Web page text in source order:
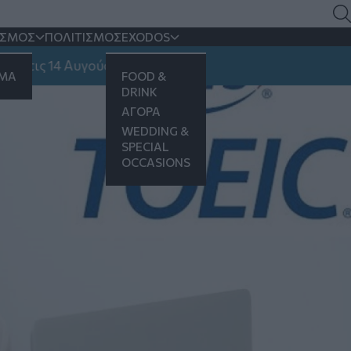
ΠΟΛΙΤΙΣΜΟΣEXODOS
FOOD &
DRINK
ΑΓΟΡΑ
WEDDING &
SPECIAL
OCCASIONS
14 Αυγούστου
την Ελλάδα!